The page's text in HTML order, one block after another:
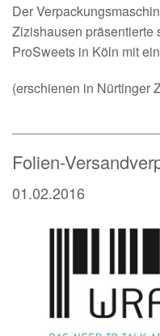
Der
Zizishausen präsentierte
ProSweets in Köln mit
(erschienen in Nürtinger
Folien-
01.02.2016